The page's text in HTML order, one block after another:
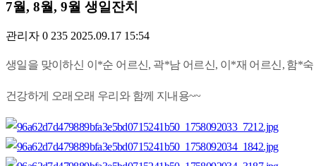
7월, 8월, 9월 생일잔치
관리자 0 235 2025.09.17 15:54
생일을 맞이하신 이*순 어르신, 곽*남 어르신, 이*재 어르신, 함*숙
건강하게 오래오래 우리와 함께 지내용~~